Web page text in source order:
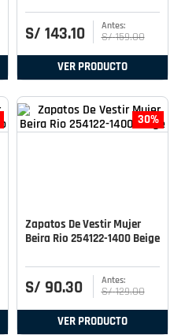
S/ 143.10 S/ 159.00
VER PRODUCTO
30%
Zapatos De Vestir Mujer
Beira Rio 254122-1400 Beige
S/ 90.30 S/ 129.00
VER PRODUCTO